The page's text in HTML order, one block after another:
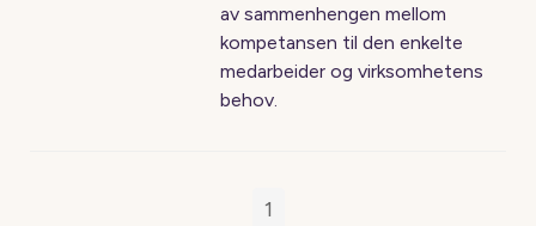
av sammenhengen mellom
kompetansen til den enkelte
medarbeider og virksomhetens
behov.
1